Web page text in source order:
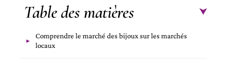
Table des matières
Comprendre le marché des bijoux sur les marchés
locaux